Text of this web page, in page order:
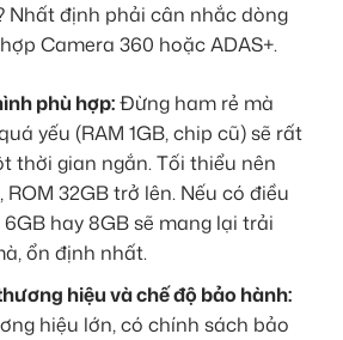
Nhất định phải cân nhắc dòng
Camera 360 hoặc ADAS+.
phù hợp:Đừng ham rẻ mà
yếu (RAM 1GB, chip cũ) sẽ rất
thời gian ngắn. Tối thiểu nên
ROM 32GB trở lên. Nếu có điều
6GB hay 8GB sẽ mang lại trải
ổn định nhất.
hiệu và chế độ bảo hành:
hiệu lớn, có chính sách bảo